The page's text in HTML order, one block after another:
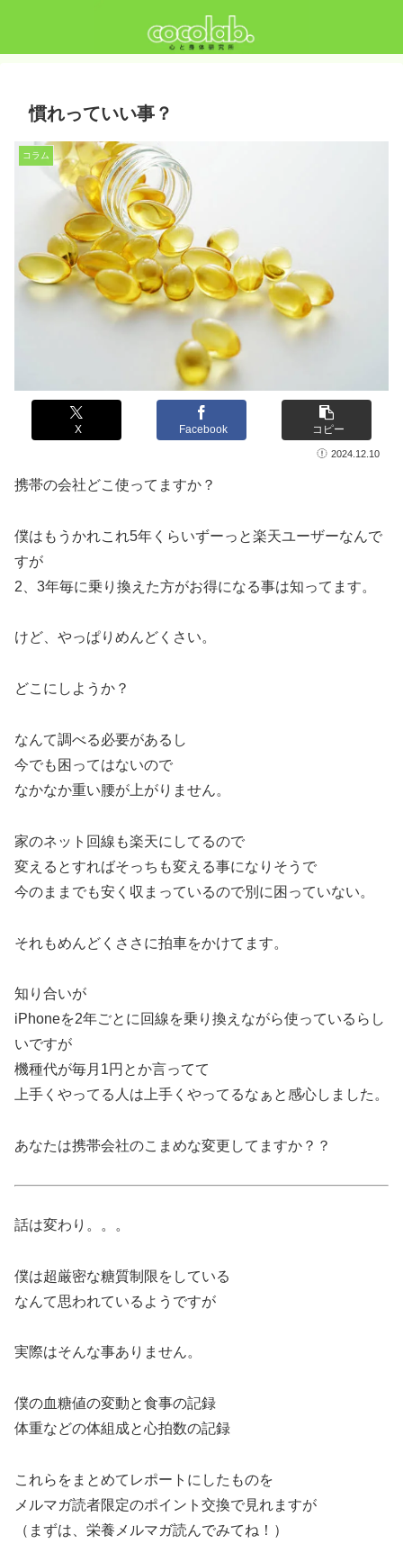
慣れっていい事？
コラム
X Facebook コピー
2024.12.10
携帯の会社どこ使ってますか？
僕はもうかれこれ5年くらいずーっと楽天ユーザーなんで
すが
2、3年毎に乗り換えた方がお得になる事は知ってます。
けど、やっぱりめんどくさい。
どこにしようか？
なんて調べる必要があるし
今でも困ってはないので
なかなか重い腰が上がりません。
家のネット回線も楽天にしてるので
変えるとすればそっちも変える事になりそうで
今のままでも安く収まっているので別に困っていない。
それもめんどくささに拍車をかけてます。
知り合いが
iPhoneを2年ごとに回線を乗り換えながら使っているらし
いですが
機種代が毎月1円とか言ってて
上手くやってる人は上手くやってるなぁと感心しました。
あなたは携帯会社のこまめな変更してますか？？
話は変わり。。。
僕は超厳密な糖質制限をしている
なんて思われているようですが
実際はそんな事ありません。
僕の血糖値の変動と食事の記録
体重などの体組成と心拍数の記録
これらをまとめてレポートにしたものを
メルマガ読者限定のポイント交換で見れますが
（まずは、栄養メルマガ読んでみてね！）